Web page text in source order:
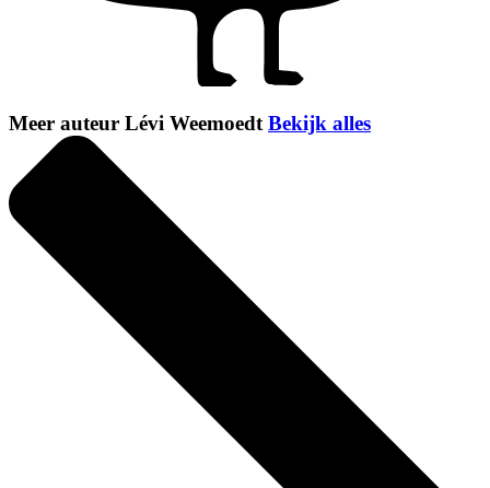
Meer auteur Lévi Weemoedt Bekijk alles